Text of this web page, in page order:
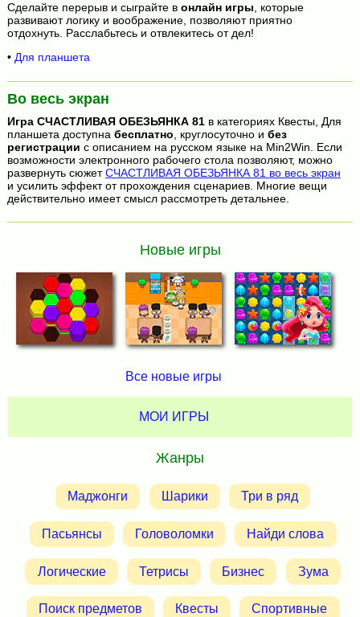
Сделайте перерыв и сыграйте в онлайн игры , которые
развивают логику и воображение, позволяют приятно
отдохнуть. Расслабьтесь и отвлекитесь от дел!
• Для планшета
Во весь экран
Игра СЧАСТЛИВАЯ ОБЕЗЬЯНКА 81в категориях Квесты, Для
планшета доступна бесплатно , круглосуточно и без
регистрации с описанием на русском языке на Min2Win. Если
возможности электронного рабочего стола позволяют, можно
развернуть сюжетСЧАСТЛИВАЯ ОБЕЗЬЯНКА 81 во весь экран
и усилить эффект от прохождения сценариев. Многие вещи
действительно имеет смысл рассмотреть детальнее.
Новые игры
Все новые игры
МОИ ИГРЫ
Жанры
Маджонги Шарики Три в ряд
Пасьянсы Головоломки Найди слова
Логические Тетрисы Бизнес Зума
Поиск предметов Квесты Спортивные